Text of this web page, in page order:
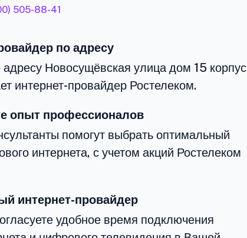
505-88-41
по адресу
Новосущёвская улица дом 15 корпус
интернет-провайдер Ростелеком.
опыт профессионалов
помогут выбрать оптимальный
интернета, с учетом акций Ростелеком
интернет-провайдер
удобное время подключения